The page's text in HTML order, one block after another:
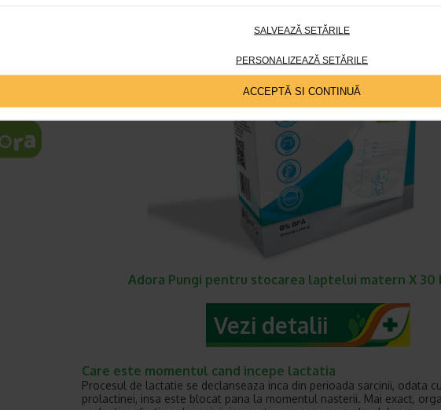
SALVEAZĂ SETĂRILE
PERSONALIZEAZĂ SETĂRILE
ACCEPTĂ SI CONTINUĂ
Adora Pungi pentru stocarea laptelui matern X 30
Vezi detalii
Care este momentul cand incepe lactatia
Procesul de lactatie se declanseaza inca din perioada sarcinii, odata
prolactinei, insa este blocat pana la momentul nasterii. Mai exact,